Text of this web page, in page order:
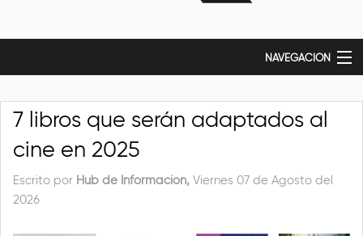
NAVEGACIÓN
7 libros que serán adaptados al
cine en 2025
Escrito por Hub de Información, Viernes 07 de Agosto del
2026